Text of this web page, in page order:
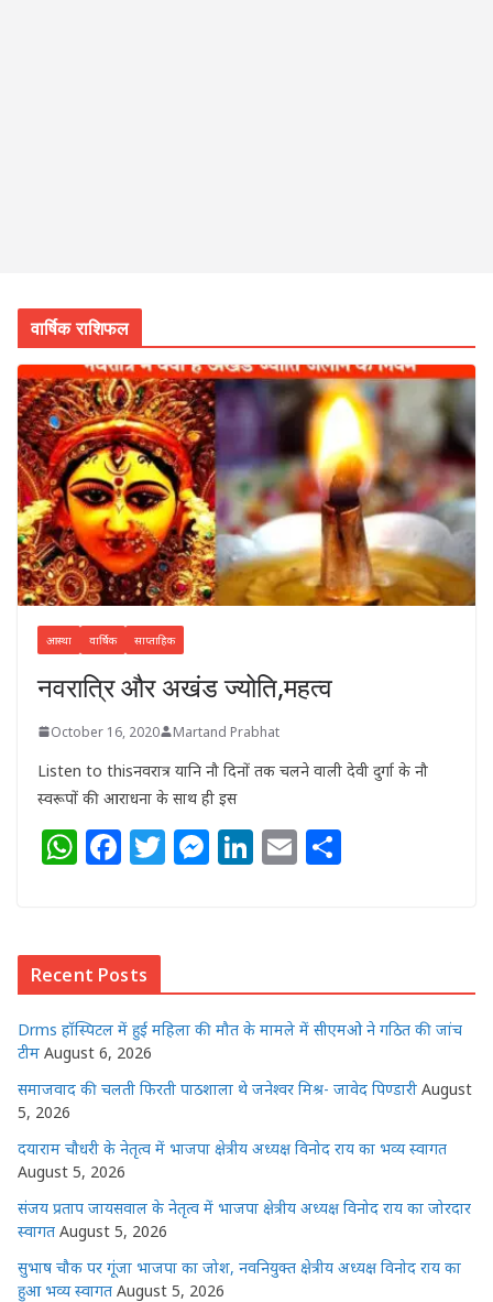
वार्षिक राशिफल
आस्था वार्षिक साप्ताहिक
नवरात्रि और अखंड ज्योति,महत्व
October 16, 2020 Martand Prabhat
Listen to thisनवरात्र यानि नौ दिनों तक चलने वाली देवी दुर्गा के नौ
स्वरूपों की आराधना के साथ ही इस
W
s
A
p
p
F
e
b
o
o
k
T
r
M
n
g
r
Li
dI
n
E
Recent Posts
Drms हॉस्पिटल में हुई महिला की मौत के मामले में सीएमओ ने गठित की जांच
टीम August 6, 2026
समाजवाद की चलती फिरती पाठशाला थे जनेश्वर मिश्र- जावेद पिण्डारी August
5, 2026
दयाराम चौधरी के नेतृत्व में भाजपा क्षेत्रीय अध्यक्ष विनोद राय का भव्य स्वागत
August 5, 2026
संजय प्रताप जायसवाल के नेतृत्व में भाजपा क्षेत्रीय अध्यक्ष विनोद राय का जोरदार
स्वागत August 5, 2026
सुभाष चौक पर गूंजा भाजपा का जोश, नवनियुक्त क्षेत्रीय अध्यक्ष विनोद राय का
हुआ भव्य स्वागत August 5, 2026